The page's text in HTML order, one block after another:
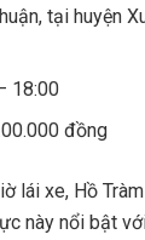
tại huyện
18:00
đồng
lái xe, Hồ
này nổi bật